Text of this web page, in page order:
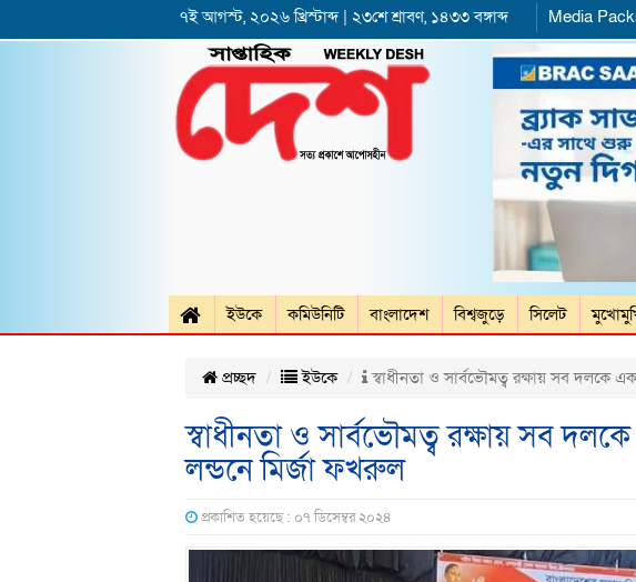
৭ই আগস্ট, ২০২৬ খ্রিস্টাব্দ | ২৩শে শ্রাবণ, ১৪৩৩ বঙ্গাব্দ Media
ইউকে কমিউনিটি বাংলাদেশ বিশ্বজুড়ে সিলেট
প্রচ্ছদ ইউকে স্বাধীনতা ও সার্বভৌমত্ব রক্ষায় সব দলকে
স্বাধীনতা ও সার্বভৌমত্ব রক্ষায় সব
লন্ডনে মির্জা ফখরুল
প্রকাশিত হয়েছে : ০৭ ডিসেম্বর ২০২৪